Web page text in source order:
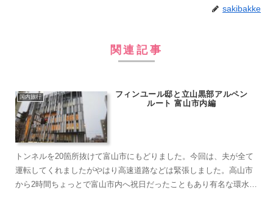
sakibakke
関連記事
国内旅行
フィンユール邸と立山黒部アルペン
ルート 富山市内編
トンネルを20箇所抜けて富山市にもどりました。今回は、夫が全て
運転してくれましたがやはり高速道路などは緊張しました。高山市
から2時間ちょっとで富山市内へ祝日だったこともあり有名な環水公